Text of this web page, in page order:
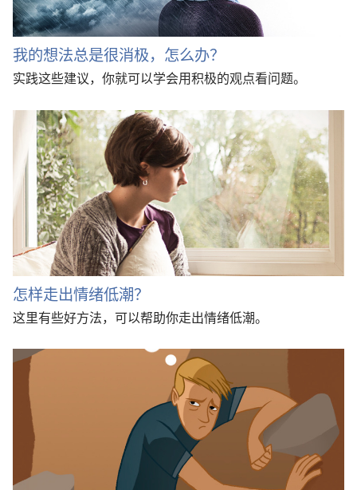
我的想法总是很消极，怎么办？
实践这些建议，你就可以学会用积极的观点看问题。
怎样走出情绪低潮？
这里有些好方法，可以帮助你走出情绪低潮。